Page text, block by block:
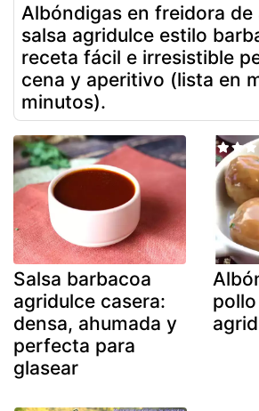
Albóndigas en freidora de
salsa agridulce estilo
receta fácil e irresistible
cena y aperitivo (lista en
minutos).
Salsa barbacoa
agridulce casera:
densa, ahumada y
perfecta para
glasear